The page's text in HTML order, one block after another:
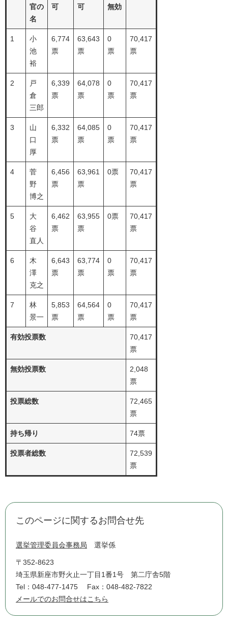
官の
名
可
可
無効
1
小
池
裕
6,774
票
63,643
票
0
票
70,417
票
2
戸
倉
三郎
6,339
票
64,078
票
0
票
70,417
票
3
山
口
厚
6,332
票
64,085
票
0
票
70,417
票
4
菅
野
博之
6,456
票
63,961
票
0票
70,417
票
5
大
谷
直人
6,462
票
63,955
票
0票
70,417
票
6
木
澤
克之
6,643
票
63,774
票
0
票
70,417
票
7
林
景一
5,853
票
64,564
票
0
票
70,417
票
有効投票数
70,417
票
無効投票数
2,048
票
投票総数
72,465
票
持ち帰り 74票
投票者総数
72,539
票
このページに関するお問合せ先
選挙管理委員会事務局 選挙係
〒352-8623
埼玉県新座市野火止一丁目1番1号 第二庁舎5階
Tel：048-477-1475
Fax：048-482-7822
メールでのお問合せはこちら